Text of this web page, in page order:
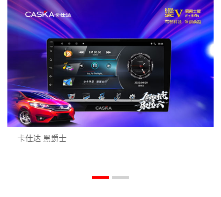
卡仕达 黑爵士